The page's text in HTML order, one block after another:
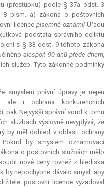
(přestupku) podle § 37a odst. 3
písm. a) zákona o poštovních
licence písemně oznámil Úřadu
podstata správního deliktu
s § 33 odst. 9 tohoto zákona
alespoň 90 dnů přede dnem,
služeb. Tyto zákonné podmínky
smyslem právní úpravy je nejen
ale i ochrana konkurenčních
pak Nejvyšší správní soud k tomu
službách výslovně nevyplývá, že
by měl dohled v oblasti ochrany
by smyslem oznamovací
o poštovních službách mělo
nové ceny rovněž z hlediska
by nepochybně dávalo smysl, aby
poštovní licence vyžadoval